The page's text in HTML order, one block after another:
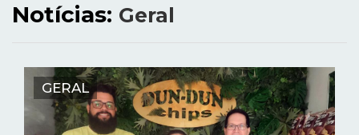
Notícias: Geral
GERAL